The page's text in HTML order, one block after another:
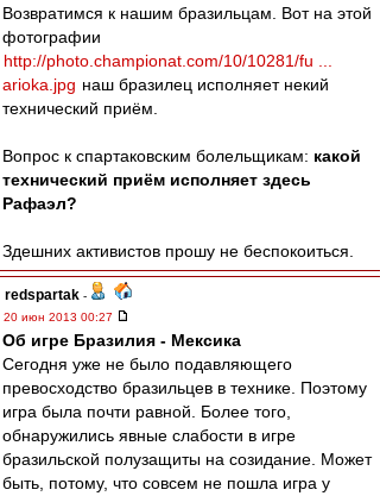
Возвратимся к нашим бразильцам. Вот на этой
фотографии
http://photo.championat.com/10/10281/fu ...
arioka.jpg наш бразилец исполняет некий
технический приём.
Вопрос к спартаковским болельщикам: какой
технический приём исполняет здесь
Рафаэл?
Здешних активистов прошу не беспокоиться.
redspartak -
20 июн 2013 00:27
Об игре Бразилия - Мексика
Сегодня уже не было подавляющего
превосходство бразильцев в технике. Поэтому
игра была почти равной. Более того,
обнаружились явные слабости в игре
бразильской полузащиты на созидание. Может
быть, потому, что совсем не пошла игра у